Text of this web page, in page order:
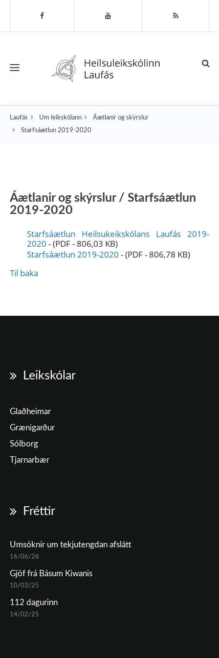
Toggle navigation
Laufás Um leikskólann Áætlanir og skýrslur
Starfsáætlun 2019-2020
Áætlanir og skýrslur / Starfsáætlun
2019-2020
Starfsáætlun Heilsukeikskólans Laufás 2019-
2020 -(PDF - 806,03 KB)
Starfsáætlun 2019-2020 -(PDF - 806,78 KB)
Til baka
Leikskólar
Glaðheimar
Grænigarður
Sólborg
Tjarnarbær
Fréttir
Umsóknir um tekjutengdan afslátt
16/06/26
Gjöf frá Básum Kiwanis
10/03/25
112 dagurinn
14/02/25